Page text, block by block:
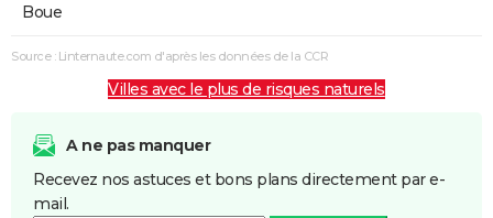
Boue
Source : Linternaute.com d'après les données de la CCR
Villes avec le plus de risques naturels
A ne pas manquer
Recevez nos astuces et bons plans directement par e-
mail.